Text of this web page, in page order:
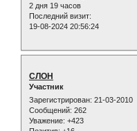
2 дня 19 часов
Последний визит:
19-08-2024 20:56:24
СЛОН
Участник
Зарегистрирован: 21-03-2010
Сообщений: 262
Уважение: +423